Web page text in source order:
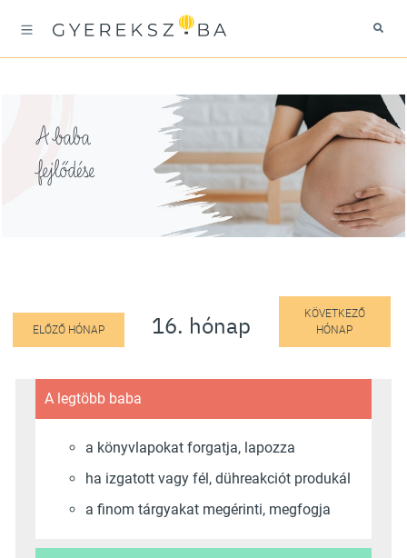
A baba
fejlődése
ELŐZŐ HÓNAP 16. hónap
KÖVETKEZŐ
HÓNAP
A legtöbb baba
a könyvlapokat forgatja, lapozza
ha izgatott vagy fél, dühreakciót produkál
a finom tárgyakat megérinti, megfogja